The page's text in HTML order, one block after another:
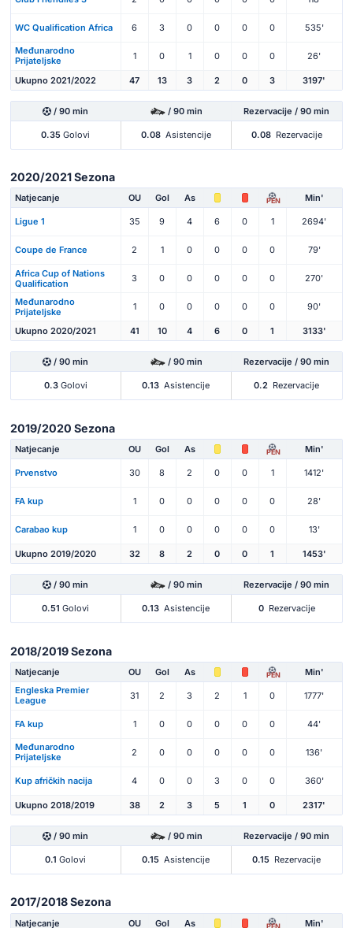
WC Qualification Africa 6 3 0 0 0 0 535'
Međunarodno
Prijateljske
1 0 1 0 0 0 26'
Ukupno 2021/2022 47 13 3 2 0 3 3197'
/ 90 min / 90 min Rezervacije / 90 min
0.35 Golovi 0.08 Asistencije 0.08 Rezervacije
2020/2021 Sezona
Natjecanje OU Gol As PEN Min'
Ligue 1 35 9 4 6 0 1 2694'
Coupe de France 2 1 0 0 0 0 79'
Africa Cup of Nations
Qualification
3 0 0 0 0 0 270'
Međunarodno
Prijateljske
1 0 0 0 0 0 90'
Ukupno 2020/2021 41 10 4 6 0 1 3133'
/ 90 min / 90 min Rezervacije / 90 min
0.3Golovi 0.13 Asistencije 0.2 Rezervacije
2019/2020 Sezona
Natjecanje OU Gol As PEN Min'
Prvenstvo 30 8 2 0 0 1 1412'
FA kup 1 0 0 0 0 0 28'
Carabao kup 1 0 0 0 0 0 13'
Ukupno 2019/2020 32 8 2 0 0 1 1453'
/ 90 min / 90 min Rezervacije / 90 min
0.51 Golovi 0.13 Asistencije 0 Rezervacije
2018/2019 Sezona
Natjecanje OU Gol As PEN
Min'
Engleska Premier
League
31 2 3 2 1 0 1777'
FA kup 1 0 0 0 0 0 44'
Međunarodno
Prijateljske
2 0 0 0 0 0 136'
Kup afričkih nacija 4 0 0 3 0 0 360'
Ukupno 2018/2019 38 2 3 5 1 0 2317'
/ 90 min / 90 min Rezervacije / 90 min
0.1 Golovi 0.15 Asistencije 0.15 Rezervacije
2017/2018 Sezona
Natjecanje OU Gol As PEN
Min'